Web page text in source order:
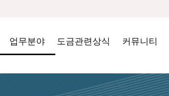
업무분야 도금관련상식 커뮤니티